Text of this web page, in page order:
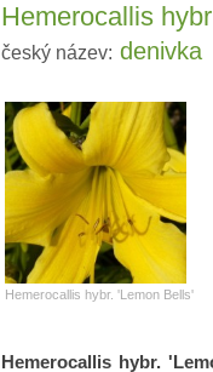
Hemerocallis
český název: denivka
Hemerocallis hybr. 'Lemon Bells'
Hemerocallis hybr.